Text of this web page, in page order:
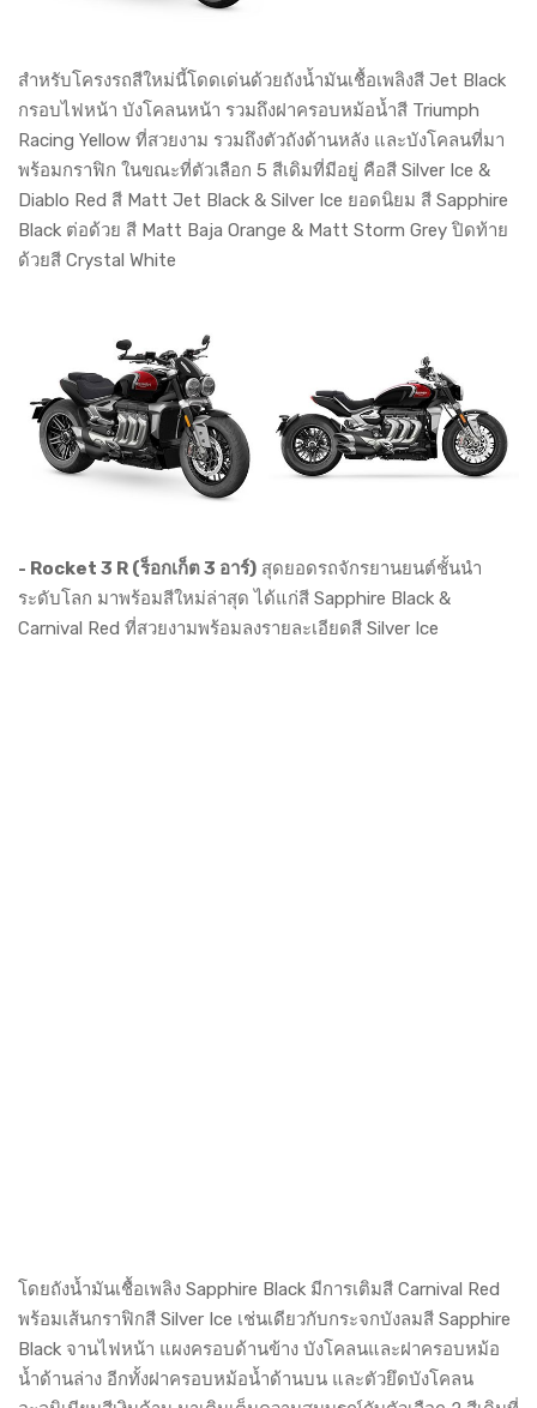
สำหรับโครงรถสีใหม่นี้โดดเด่นด้วยถังน้ำมันเชื้อเพลิงสี Jet Black
กรอบไฟหน้า บังโคลนหน้า รวมถึงฝาครอบหม้อน้ำสี Triumph
Racing Yellow ที่สวยงาม รวมถึงตัวถังด้านหลัง และบังโคลนที่มา
พร้อมกราฟิก ในขณะที่ตัวเลือก 5 สีเดิมที่มีอยู่ คือสี Silver Ice &
Diablo Red สี Matt Jet Black & Silver Ice ยอดนิยม สี Sapphire
Black ต่อด้วย สี Matt Baja Orange & Matt Storm Grey ปิดท้าย
ด้วยสี Crystal White
- Rocket 3 R (ร็อกเก็ต 3 อาร์) สุดยอดรถจักรยานยนต์ชั้นนำ
ระดับโลก มาพร้อมสีใหม่ล่าสุด ได้แก่สี Sapphire Black &
Carnival Red ที่สวยงามพร้อมลงรายละเอียดสี Silver Ice
โดยถังน้ำมันเชื้อเพลิง Sapphire Black มีการเติมสี Carnival Red
พร้อมเส้นกราฟิกสี Silver Ice เช่นเดียวกับกระจกบังลมสี Sapphire
Black จานไฟหน้า แผงครอบด้านข้าง บังโคลนและฝาครอบหม้อ
น้ำด้านล่าง อีกทั้งฝาครอบหม้อน้ำด้านบน และตัวยึดบังโคลน